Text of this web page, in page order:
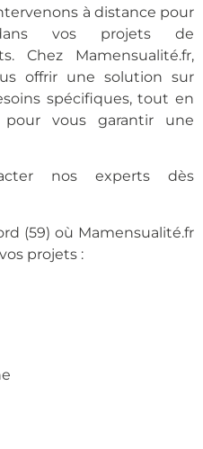
à distance pour
vos projets de
Chez Mamensualité.fr,
offrir une solution sur
spécifiques, tout en
vous garantir une
nos experts dès
(59) où Mamensualité.fr
projets :